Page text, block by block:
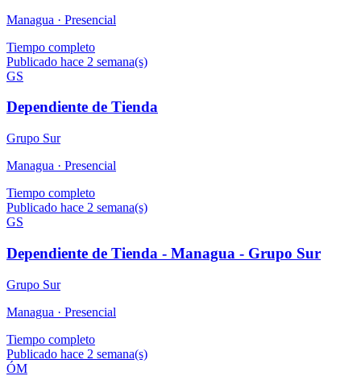
Managua · Presencial
Tiempo completo
Publicado hace 2 semana(s)
GS
Dependiente de Tienda
Grupo Sur
Managua · Presencial
Tiempo completo
Publicado hace 2 semana(s)
GS
Dependiente de Tienda - Managua - Grupo Sur
Grupo Sur
Managua · Presencial
Tiempo completo
Publicado hace 2 semana(s)
ÓM